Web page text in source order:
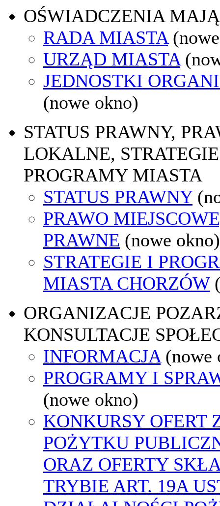
OŚWIADCZENIA
RADA MIASTA
URZĄD MIASTA
JEDNOSTKI
(nowe okno)
STATUS PRAWNY,
LOKALNE,
PROGRAMY MIASTA
STATUS PRAWNY
PRAWO
PRAWNE (nowe okno)
STRATEGIE I
MIASTA CHORZÓW
ORGANIZACJE
KONSULTACJE
INFORMACJA (nowe
PROGRAMY I
(nowe okno)
KONKURSY OFERT
POŻYTKU
ORAZ OFERTY
TRYBIE ART. 19A